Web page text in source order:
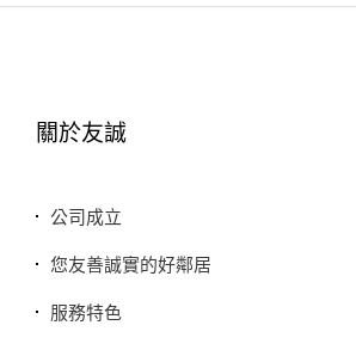
關於友誠
公司成立
您友善誠實的好鄰居
服務特色